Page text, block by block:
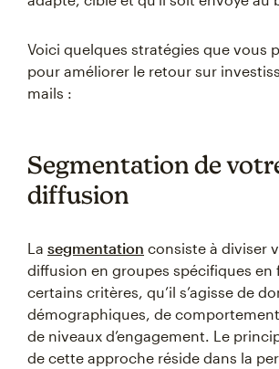
Voici quelques stratégies que vous
pour améliorer le retour sur
mails :
Segmentation de
diffusion
La segmentation consiste à diviser
diffusion en groupes spécifiques
certains critères, qu’il s’agisse de
démographiques, de
de niveaux d’engagement. Le
de cette approche réside dans la